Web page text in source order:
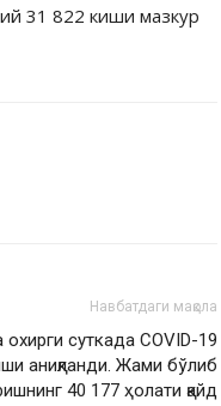
31 822 киши мазкур
Навбатдаги мақола
суткада COVID-19
аниқланди. Жами бўлиб
40 177 ҳолати қайд